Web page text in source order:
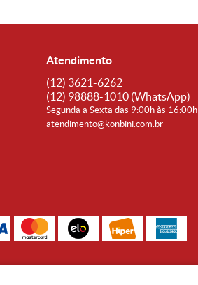
Atendimento
(12) 3621-6262
(12) 98888-1010 (WhatsApp)
Segunda a Sexta das 9:00h às 16:00h
atendimento@konbini.com.br